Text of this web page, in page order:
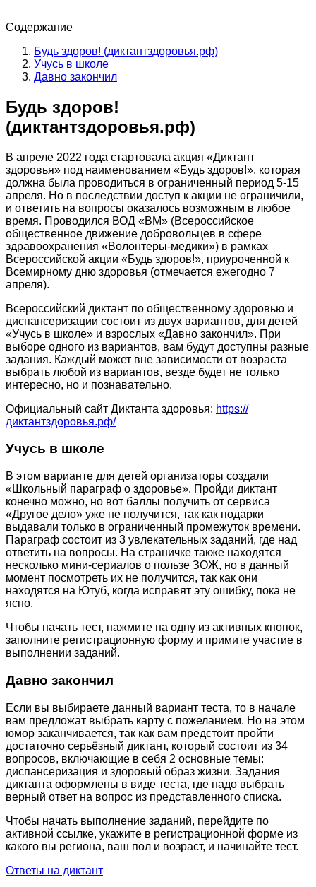
Содержание
Будь здоров! (диктантздоровья.рф)
Учусь в школе
Давно закончил
Будь здоров!
(диктантздоровья.рф)
В апреле 2022 года стартовала акция «Диктант
здоровья» под наименованием «Будь здоров!», которая
должна была проводиться в ограниченный период 5-15
апреля. Но в последствии доступ к акции не ограничили,
и ответить на вопросы оказалось возможным в любое
время. Проводился ВОД «ВМ» (Всероссийское
общественное движение добровольцев в сфере
здравоохранения «Волонтеры-медики») в рамках
Всероссийской акции «Будь здоров!», приуроченной к
Всемирному дню здоровья (отмечается ежегодно 7
апреля).
Всероссийский диктант по общественному здоровью и
диспансеризации состоит из двух вариантов, для детей
«Учусь в школе» и взрослых «Давно закончил». При
выборе одного из вариантов, вам будут доступны разные
задания. Каждый может вне зависимости от возраста
выбрать любой из вариантов, везде будет не только
интересно, но и познавательно.
Официальный сайт Диктанта здоровья: https://
диктантздоровья.рф/
Учусь в школе
В этом варианте для детей организаторы создали
«Школьный параграф о здоровье». Пройди диктант
конечно можно, но вот баллы получить от сервиса
«Другое дело» уже не получится, так как подарки
выдавали только в ограниченный промежуток времени.
Параграф состоит из 3 увлекательных заданий, где над
ответить на вопросы. На страничке также находятся
несколько мини-сериалов о пользе ЗОЖ, но в данный
момент посмотреть их не получится, так как они
находятся на Ютуб, когда исправят эту ошибку, пока не
ясно.
Чтобы начать тест, нажмите на одну из активных кнопок,
заполните регистрационную форму и примите участие в
выполнении заданий.
Давно закончил
Если вы выбираете данный вариант теста, то в начале
вам предложат выбрать карту с пожеланием. Но на этом
юмор заканчивается, так как вам предстоит пройти
достаточно серьёзный диктант, который состоит из 34
вопросов, включающие в себя 2 основные темы:
диспансеризация и здоровый образ жизни. Задания
диктанта оформлены в виде теста, где надо выбрать
верный ответ на вопрос из представленного списка.
Чтобы начать выполнение заданий, перейдите по
активной ссылке, укажите в регистрационной форме из
какого вы региона, ваш пол и возраст, и начинайте тест.
Ответы на диктант